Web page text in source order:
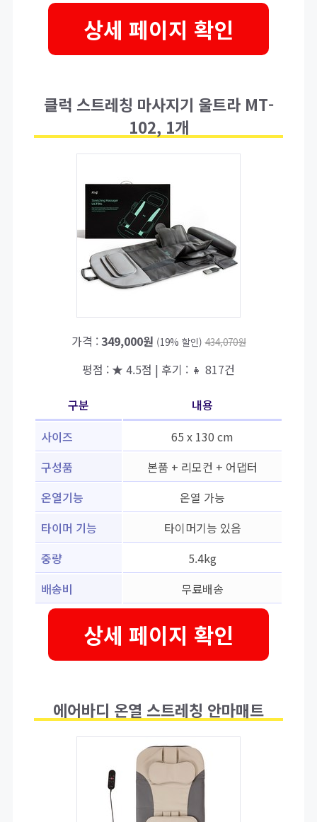
상세 페이지 확인
클럭 스트레칭 마사지기 울트라 MT-
102, 1개
가격 :349,000원 (19% 할인) 434,070원
평점 : ★ 4.5점 | 후기 : 👧 817건
구분
내용
사이즈
65 x 130 cm
구성품
본품 + 리모컨 + 어댑터
온열기능
온열 가능
타이머 기능
타이머기능 있음
중량
5.4kg
배송비
무료배송
상세 페이지 확인
에어바디 온열 스트레칭 안마매트